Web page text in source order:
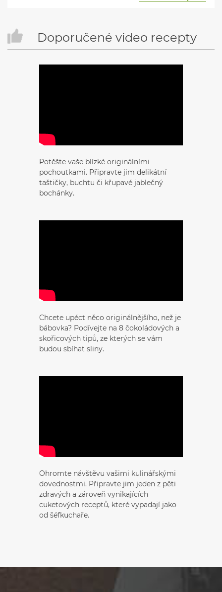
Doporučené video recepty
Potěšte vaše blízké originálními
pochoutkami. Připravte jim delikátní
taštičky, buchtu či křupavé jablečný
bochánky.
Chcete upéct něco originálnějšího, než je
bábovka? Podívejte na 8 čokoládových a
skořicových tipů, ze kterých se vám
budou sbíhat sliny.
Ohromte návštěvu vašimi kulinářskými
dovednostmi. Připravte jim jeden z pěti
zdravých a zároveň vynikajících
cuketových receptů, které vypadají jako
od šéfkuchaře.